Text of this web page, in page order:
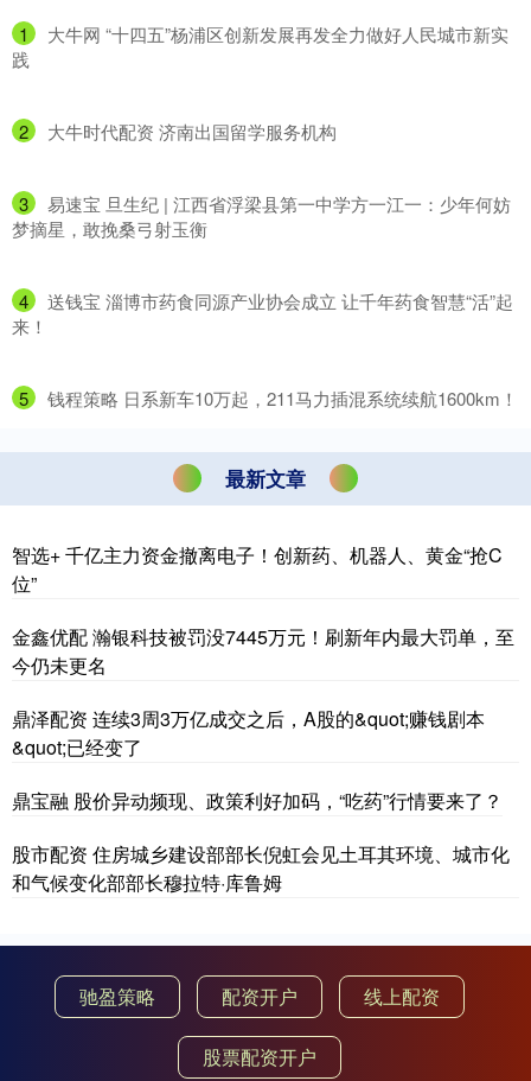
1
​大牛网 “十四五”杨浦区创新发展再发全力做好人民城市新实
践
2 ​大牛时代配资 济南出国留学服务机构
3
​易速宝 旦生纪 | 江西省浮梁县第一中学方一江一：少年何妨
梦摘星，敢挽桑弓射玉衡
4
​送钱宝 淄博市药食同源产业协会成立 让千年药食智慧“活”起
来！
5 ​钱程策略 日系新车10万起，211马力插混系统续航1600km！
最新文章
智选+ 千亿主力资金撤离电子！创新药、机器人、黄金“抢C
位”
金鑫优配 瀚银科技被罚没7445万元！刷新年内最大罚单，至
今仍未更名
鼎泽配资 连续3周3万亿成交之后，A股的&quot;赚钱剧本
&quot;已经变了
鼎宝融 股价异动频现、政策利好加码，“吃药”行情要来了？
股市配资 住房城乡建设部部长倪虹会见土耳其环境、城市化
和气候变化部部长穆拉特·库鲁姆
驰盈策略 配资开户 线上配资
股票配资开户